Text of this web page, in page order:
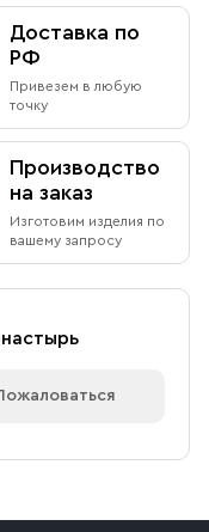
Доставка по
РФ
Привезем в любую
точку
Производство
на заказ
Изготовим изделия по
вашему запросу